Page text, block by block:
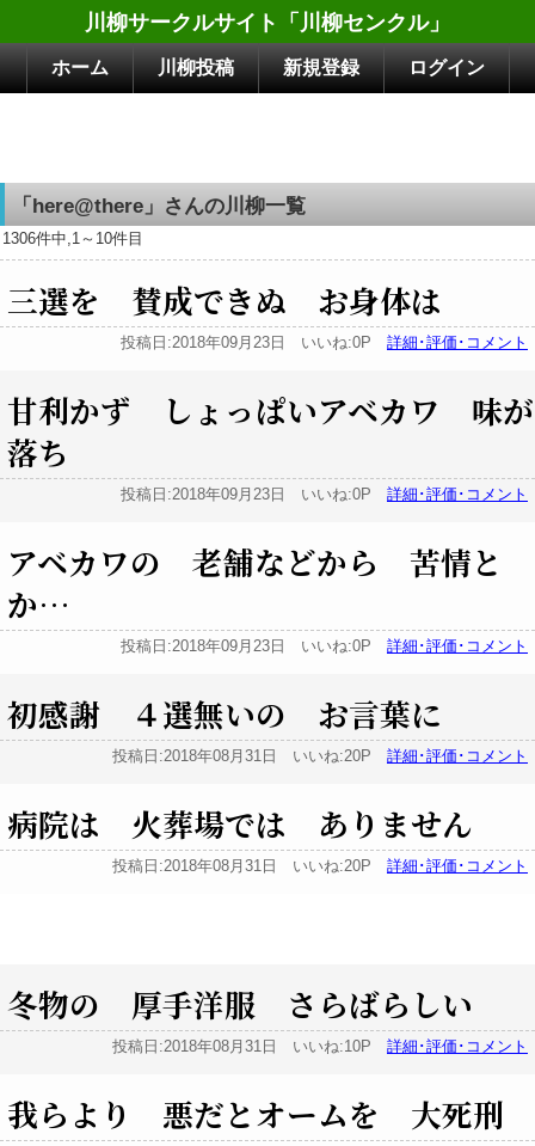
川柳サークルサイト「川柳センクル」
ホーム 川柳投稿 新規登録 ログイン
「here@there」さんの川柳一覧
1306件中,1～10件目
三選を 賛成できぬ お身体は
投稿日:2018年09月23日 いいね:0P 詳細･評価･コメント
甘利かず しょっぱいアベカワ 味が
落ち
投稿日:2018年09月23日 いいね:0P 詳細･評価･コメント
アベカワの 老舗などから 苦情と
か…
投稿日:2018年09月23日 いいね:0P 詳細･評価･コメント
初感謝 ４選無いの お言葉に
投稿日:2018年08月31日 いいね:20P 詳細･評価･コメント
病院は 火葬場では ありません
投稿日:2018年08月31日 いいね:20P 詳細･評価･コメント
冬物の 厚手洋服 さらばらしい
投稿日:2018年08月31日 いいね:10P 詳細･評価･コメント
我らより 悪だとオームを 大死刑